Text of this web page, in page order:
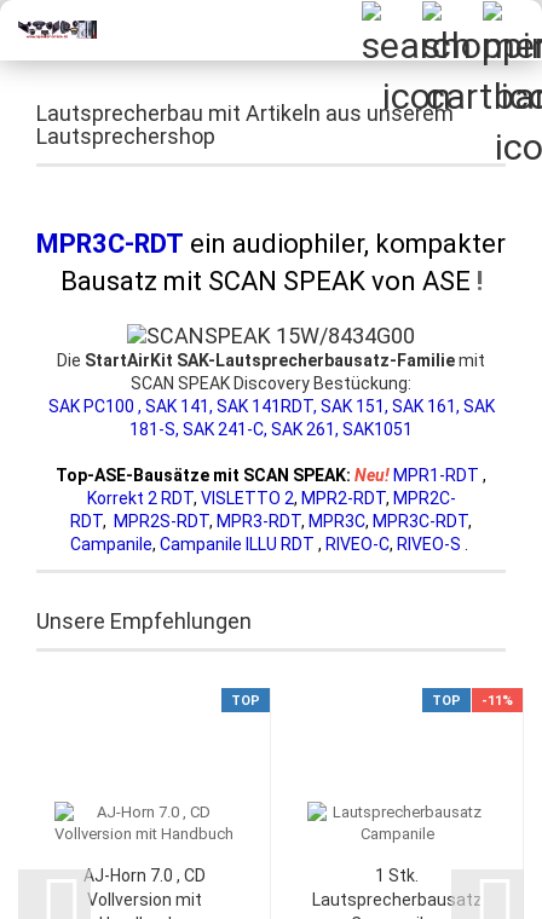
Lautsprecherbau mit Artikeln aus unserem
Lautsprechershop
MPR3C-RDT ein audiophiler, kompakter
Bausatz mit SCAN SPEAK von ASE !
Die StartAirKit SAK-Lautsprecherbausatz-Familiemit
SCAN SPEAK Discovery Bestückung:
SAK PC100 , SAK 141, SAK 141RDT, SAK 151, SAK 161, SAK
181-S, SAK 241-C, SAK 261, SAK1051
Top-ASE-Bausätze mit SCAN SPEAK: Neu! MPR1-RDT ,
Korrekt 2 RDT, VISLETTO 2, MPR2-RDT, MPR2C-
RDT, MPR2S-RDT, MPR3-RDT, MPR3C, MPR3C-RDT,
Campanile, Campanile ILLU RDT , RIVEO-C, RIVEO-S
Unsere Empfehlungen
TOP
AJ-Horn 7.0 , CD
Vollversion mit
TOP -11%
1 Stk.
Lautsprecherbausatz